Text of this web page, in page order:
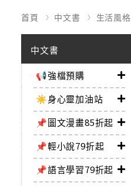
首頁 中文書 生活風格
中文書
📢強檔預購
☀️身心靈加油站
📌圖文漫畫85折起
📌輕小說79折起
📌語言學習79折起